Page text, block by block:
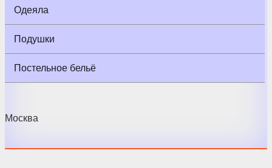
Одеяла
Подушки
Постельное бельё
Москва